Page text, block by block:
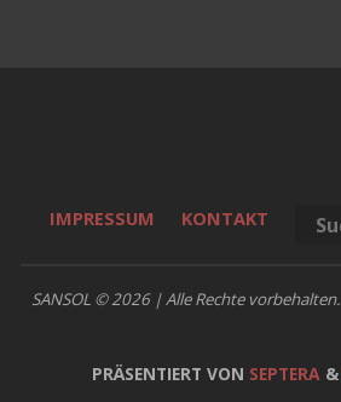
IMPRESSUM KONTAKT
SANSOL © 2026 | Alle Rechte vorbehalten.
PRÄSENTIERT VON SEPTERA &